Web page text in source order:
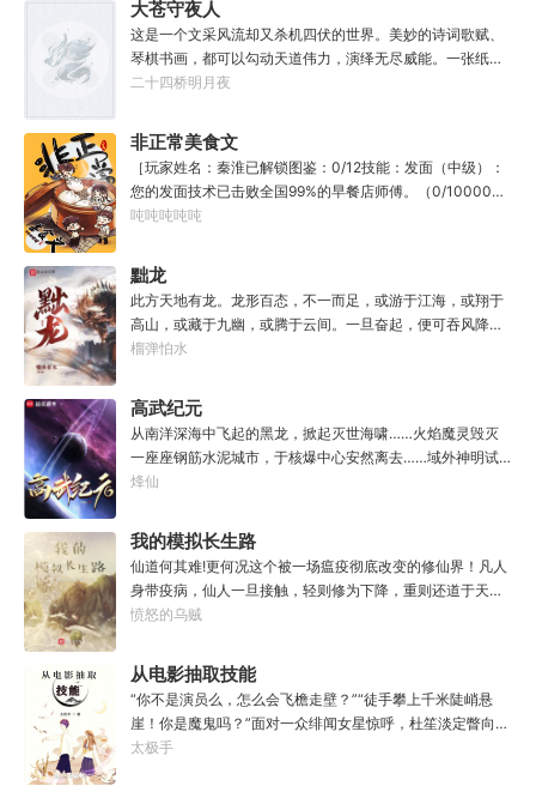
教导？”
大苍守夜人
这是一个文采风流却又杀机四伏的世界。美妙的诗词歌赋、
琴棋书画，都可以勾动天道伟力，演绎无尽威能。一张纸可
封万载凶谷，一滴墨可将三千里海域化为永夜。林苏进入这
人毕生难以触摸的天花板，敢与诸子百家圣人争道。精智
计，察人心，演绎兵法三十六计，弹指间可换一国之君。不
知者谓他情种，知他者，言他为真性情。
二十四桥明月夜
非正常美食文
［玩家姓名：秦淮已解锁图鉴：0/12技能：发面（中级）：
您的发面技术已击败全国99%的早餐店师傅。（0/10000）
调馅（高级）：您的调馅水平已击败全国100%的早餐店师
的那一刻，美食文主角迎来了他加载成功的系统。秦淮：美
食文，早说呀，这个他熟！后来——秦淮发现这好像不是个
单纯的美食文系统。好像还加了些奇奇怪怪的东西。连带着
他看邻居、朋友、客人、员工都不太像人……不过没事。遇
事不决，先吃一口！.游戏说明：1.本游戏自由度极高，请玩
力解锁图鉴。3.一切解释归游戏所有。
吨吨吨吨吨
黜龙
此方天地有龙。龙形百态，不一而足，或游于江海，或翔于
高山，或藏于九幽，或腾于云间。一旦奋起，便可吞风降
雪，引江划河，落雷喷火，分山避海。此处人间也有龙。人
之志。一时机发，便可翻云覆雨，决势分野，定鼎问道，证
位成龙。作为一个迷路的穿越者，张行一开始也想成龙，但
后来，他发现这个行当卷的太厉害了，就决定改行，去黜落
群龙。所谓行尽天下路，使天地处处通，黜遍天下龙，使世
间人人可为龙。
榴弹怕水
高武纪元
从南洋深海中飞起的黑龙，掀起灭世海啸……火焰魔灵毁灭
一座座钢筋水泥城市，于核爆中心安然离去……域外神明试
图统治整片星海……这是人类科技高度发达的未来世界。也
源，心怀能观想星海的奇异神宫，在这个世界艰难前行。多
年以后。“我现在的飞行速度是122682米/每秒，力量爆发
是……”李源在距蓝星表层约180公里的大气层中极速飞行，
冰冷眸子盯着昏暗虚空尽头那条形似神话传说中神龙的庞然
大物：“你，应该是所有入侵半神生命体中最强的一个
烽仙
我的模拟长生路
仙道何其难!更何况这个被一场瘟疫彻底改变的修仙界！凡人
身带疫病，仙人一旦接触，轻则修为下降，重则还道于天，
于是仙凡永隔；仙法不可同修，整个修仙界成为了一个巨大
凡尘中打滚，蹉跎一生。好在临终之时终于觉醒异宝，能够
化真为假，将真实的人生转为黄粱一梦，重回刚穿越之时！
于是，李凡开始了他的漫漫长生路！第二世，李凡历时五十
载终权倾天下，但却遍寻世间而不见仙踪。只在人生的末尾
得见仙人痕迹。第三世，李凡殚精竭虑、百般谋划，却终抵
愤怒的乌贼
从电影抽取技能
“你不是演员么，怎么会飞檐走壁？”“徒手攀上千米陡峭悬
崖！你是魔鬼吗？”面对一众绯闻女星惊呼，杜笙淡定瞥向从
影片中获得的绝技：【龙象般若功（紫）：十龙十象之力，
太极手